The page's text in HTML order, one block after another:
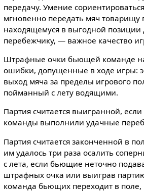
передачу. Умение
мгновенно передать мяч товарищу
находящемуся в выгодной позиции
перебежчику, — важное качество
Штрафные очки бьющей команде
ошибки, допущенные в ходе игры:
выход мяча за пределы игрового
пойманный с лету водящими.
Партия считается выигранной,
команды выполнили удачные
Партия считается законченной в
им удалось три раза осалить
с лета, если бьющие неточно
штрафных очка или выиграв
команда бьющих переходит в поле,